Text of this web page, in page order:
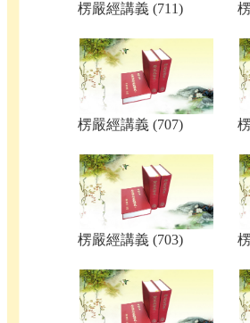
楞嚴經講義 (711)
楞嚴經講義 (707)
楞嚴經講義 (703)